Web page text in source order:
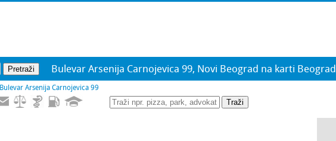
Bulevar Arsenija Carnojevica 99, Novi Beograd na karti Beograd
Bulevar Arsenija Carnojevica 99
Traži